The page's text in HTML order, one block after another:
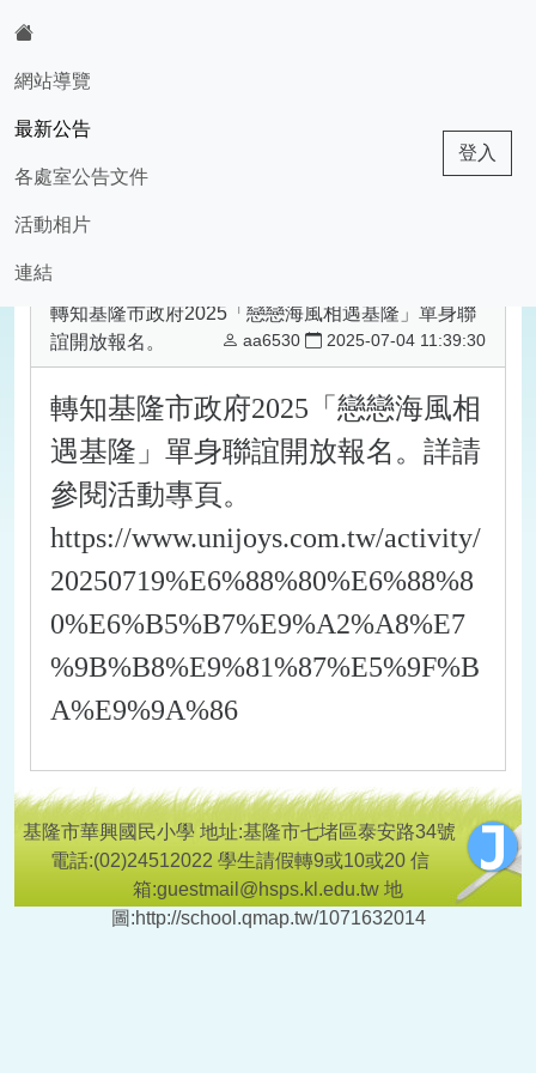
網站導覽
最新公告
各處室公告文件
活動相片
連結
登入
現在位置:最新公告
轉知基隆市政府2025「戀戀海風相遇基隆」單身聯
誼開放報名。
aa6530 2025-07-04 11:39:30
轉知基隆市政府2025 「戀戀海風相
遇基隆」單身聯誼開放報名。詳請
參閱活動專頁。
https://www.unijoys.com.tw/activity/
20250719%E6%88%80%E6%88%8
0%E6%B5%B7%E9%A2%A8%E7
%9B%B8%E9%81%87%E5%9F%B
A%E9%9A%86
基隆市華興國民小學 地址:基隆市七堵區泰安路34號
電話:(02)24512022 學生請假轉9或10或20 信
箱:guestmail@hsps.kl.edu.tw 地
圖:http://school.qmap.tw/1071632014